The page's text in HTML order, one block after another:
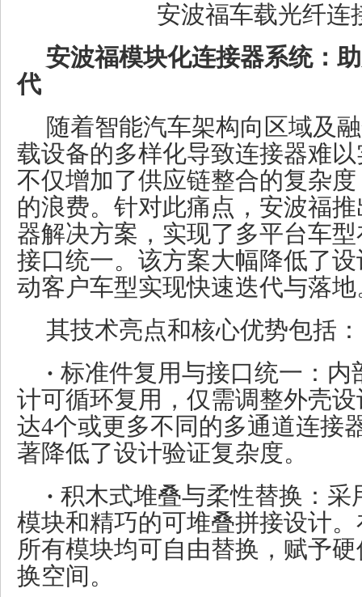
安波福车载光纤连
安波福模块化连接器系统：
代
随着智能汽车架构向区域及
载设备的多样化导致连接器难
不仅增加了供应链整合的复杂
的浪费。针对此痛点，安波福
器解决方案，实现了多平台车
接口统一。该方案大幅降低了
动客户车型实现快速迭代与落地
其技术亮点和核心优势包括：
· 标准件复用与接口统一：内
计可循环复用，仅需调整外壳
达4个或更多不同的多通道连接
著降低了设计验证复杂度。
· 积木式堆叠与柔性替换：采
模块和精巧的可堆叠拼接设计
所有模块均可自由替换，赋予
换空间。